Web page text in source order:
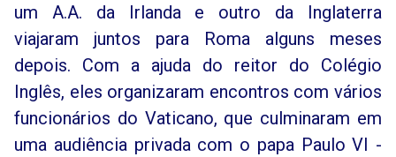
um A.A. da Irlanda e outro da Inglaterra
viajaram juntos para Roma alguns meses
depois. Com a ajuda do reitor do Colégio
Inglês, eles organizaram encontros com vários
funcionários do Vaticano, que culminaram em
uma audiência privada com o papa Paulo VI -